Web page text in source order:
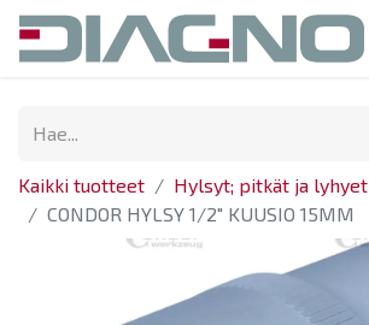
Kaikki tuotteet
Hylsyt; pitkät ja lyhyet
CONDOR HYLSY 1/2" KUUSIO 15MM